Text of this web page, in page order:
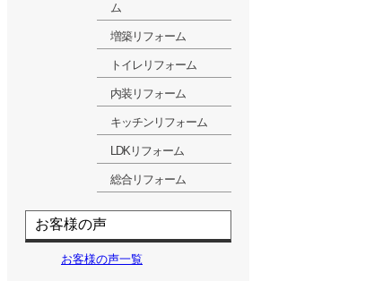
ム
増築リフォーム
トイレリフォーム
内装リフォーム
キッチンリフォーム
LDKリフォーム
総合リフォーム
お客様の声
お客様の声一覧